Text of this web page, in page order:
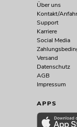
Über uns
Kontakt/
Support
Karriere
Social Media
Versand
Datenschutz
AGB
Impressum
APPS